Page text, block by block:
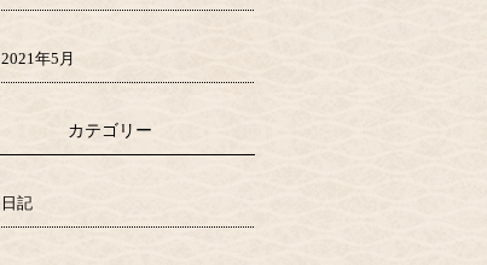
2021年5月
カテゴリー
日記